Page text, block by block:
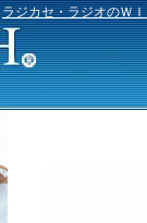
ラジカセ・ラジオのＷ